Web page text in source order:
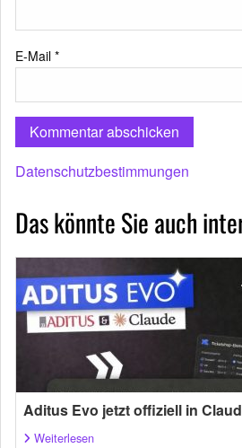
E-Mail *
Datenschutzbestimmungen
Das könnte Sie auch
Aditus Evo jetzt offiziell in
Weiterlesen